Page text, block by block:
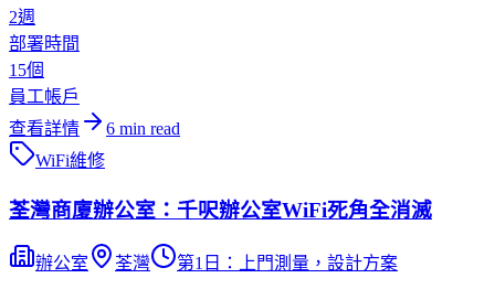
2週
部署時間
15個
員工帳戶
查看詳情
6 min read
WiFi維修
荃灣商廈辦公室：千呎辦公室WiFi死角全消滅
辦公室 荃灣 第1日：上門測量，設計方案